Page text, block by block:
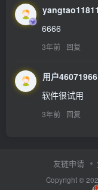
6666
3年前 回复
用户46071966
软件很试用
3年前 回复
友链申请
Copyright ©